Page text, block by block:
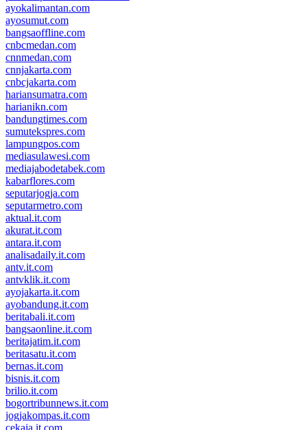
ayokalimantan.com
ayosumut.com
bangsaoffline.com
cnbcmedan.com
cnnmedan.com
cnnjakarta.com
cnbcjakarta.com
hariansumatra.com
harianikn.com
bandungtimes.com
sumutekspres.com
lampungpos.com
mediasulawesi.com
mediajabodetabek.com
kabarflores.com
seputarjogja.com
seputarmetro.com
aktual.it.com
akurat.it.com
antara.it.com
analisadaily.it.com
antv.it.com
antvklik.it.com
ayojakarta.it.com
ayobandung.it.com
beritabali.it.com
bangsaonline.it.com
beritajatim.it.com
beritasatu.it.com
bernas.it.com
bisnis.it.com
brilio.it.com
bogortribunnews.it.com
jogjakompas.it.com
cekaja.it.com